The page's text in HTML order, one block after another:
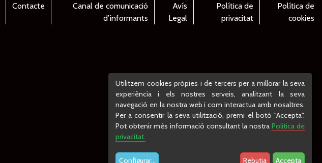
Contacte
Canal de comunicació
d’informants
Avís
Legal
Política de
privacitat
Política de
cookies
Utilitzem cookies pròpies i de tercers per a millorar la seva
experiència i els nostres serveis, analitzant la seva
navegació en la nostra web i com interactua amb nosaltres.
Per a consentir la seva utilització, premi el botó "Accepta".
Pot obtenir més informació consultant la nostra Política de
privacitat.
Configurar... Rebutja Accepta